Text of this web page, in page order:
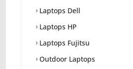
Laptops Dell
Laptops HP
Laptops Fujitsu
Outdoor Laptops